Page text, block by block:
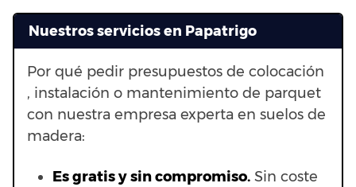
Nuestros servicios en Papatrigo
Por qué pedir presupuestos de colocación
, instalación o mantenimiento de parquet
con nuestra empresa experta en suelos de
madera:
Es gratis y sin compromiso. Sin coste